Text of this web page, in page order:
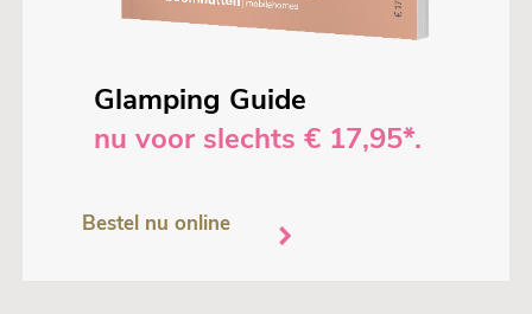
Glamping Guide
nu voor slechts € 17,95*.
Bestel nu online